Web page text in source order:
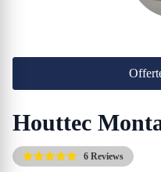
Houttec
6 Reviews